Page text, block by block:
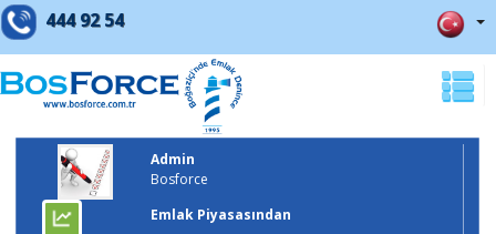
444 92 54
Admin
Bosforce
Emlak Piyasasından